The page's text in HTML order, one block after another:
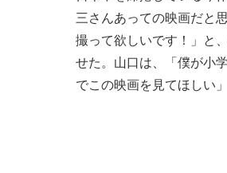
三さんあっての映画だと
撮って欲しいです！」と
せた。山口は、「僕が小
でこの映画を見てほしい